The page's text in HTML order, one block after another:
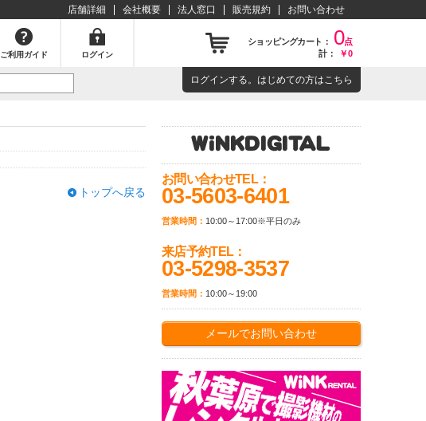
店舗詳細 会社概要 法人窓口 販売規約 お問い合わせ
ご利用ガイド ログイン
ショッピングカート： 0点
計：
￥0
ログインする。はじめての方はこちら
トップへ戻る
お問い合わせTEL：
03-5603-6401
営業時間： 10:00～17:00※平日のみ
来店予約TEL：
03-5298-3537
営業時間： 10:00～19:00
メールでお問い合わせ